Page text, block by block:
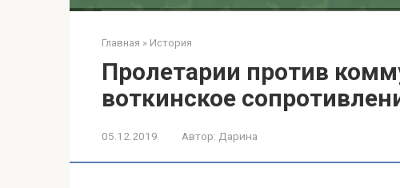
Главная » История
Пролетарии против
воткинское
05.12.2019 Автор: Дарина